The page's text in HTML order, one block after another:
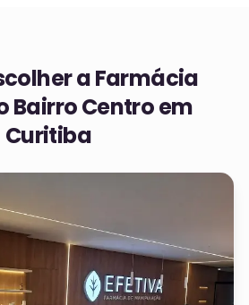
a Farmácia
Bairro Centro em
Curitiba